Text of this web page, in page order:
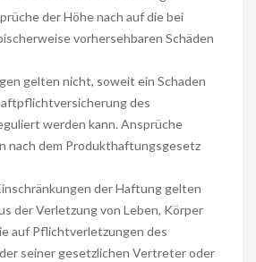
der Höhe nach auf die bei
vorhersehbaren Schäden
gelten nicht, soweit ein Schaden
des
werden kann. Ansprüche
nach dem Produkthaftungsgesetz
der Haftung gelten
der Verletzung von Leben, Körper
auf Pflichtverletzungen des
seiner gesetzlichen Vertreter oder